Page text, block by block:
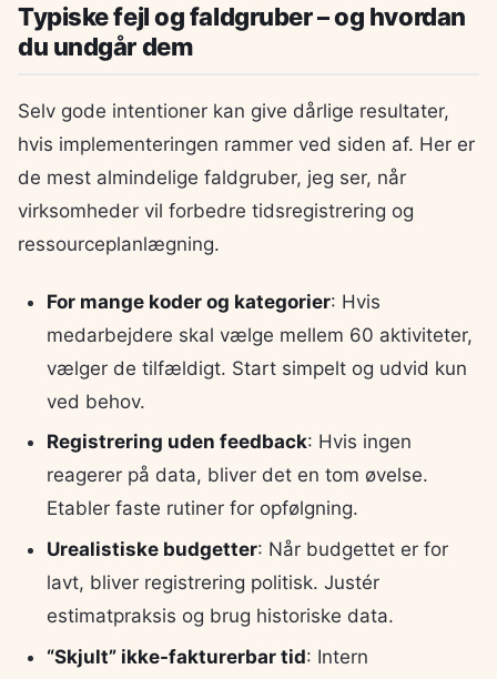
Typiske fejl og faldgruber – og hvordan
du undgår dem
Selv gode intentioner kan give dårlige resultater,
hvis implementeringen rammer ved siden af. Her er
de mest almindelige faldgruber, jeg ser, når
virksomheder vil forbedre tidsregistrering og
ressourceplanlægning.
For mange koder og kategorier: Hvis
medarbejdere skal vælge mellem 60 aktiviteter,
vælger de tilfældigt. Start simpelt og udvid kun
ved behov.
Registrering uden feedback: Hvis ingen
reagerer på data, bliver det en tom øvelse.
Etabler faste rutiner for opfølgning.
Urealistiske budgetter: Når budgettet er for
lavt, bliver registrering politisk. Justér
estimatpraksis og brug historiske data.
“Skjult” ikke-fakturerbar tid: Intern